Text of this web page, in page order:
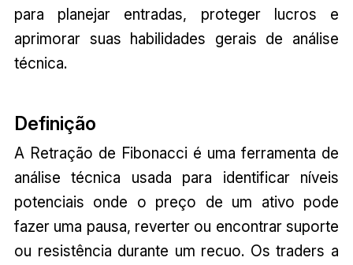
para planejar entradas, proteger lucros e
aprimorar suas habilidades gerais de análise
técnica.
Definição
A Retração de Fibonacci é uma ferramenta de
análise técnica usada para identificar níveis
potenciais onde o preço de um ativo pode
fazer uma pausa, reverter ou encontrar suporte
ou resistência durante um recuo. Os traders a